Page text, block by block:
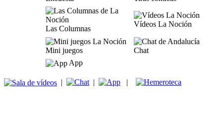
Las Columnas
Vídeos La Noción
Mini juegos
Chat
App
| | |